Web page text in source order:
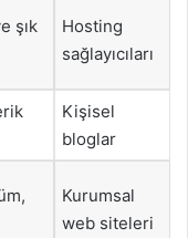
şık
Hosting
sağlayıcıları
Kişisel
bloglar
Kurumsal
web siteleri